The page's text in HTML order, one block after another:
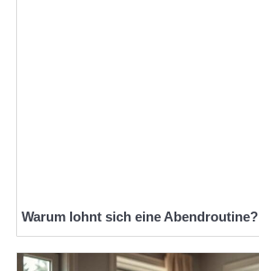
Warum lohnt sich eine Abendroutine?